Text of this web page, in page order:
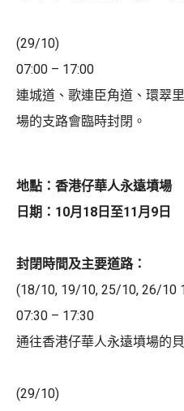
(29/10)
07:00 – 17:00
連城道、歌連臣角道、環翠
場的支路會臨時封閉。
地點：香港仔華人永遠墳場
日期：10月18日至11月9日
封閉時間及主要道路：
(18/10, 19/10, 25/10, 26/10
07:30 – 17:30
通往香港仔華人永遠墳場的
(29/10)